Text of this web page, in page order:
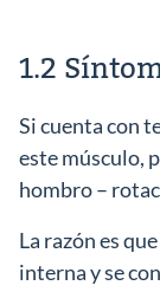
1.2
Si cuenta con
este músculo,
hombro –
La razón es
interna y se